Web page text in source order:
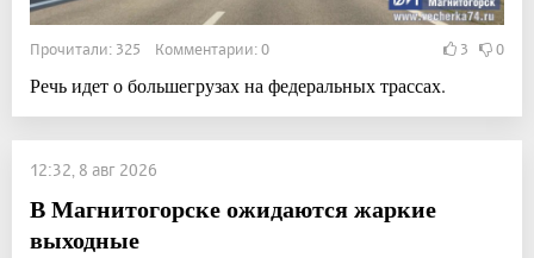
Прочитали: 325 Комментарии: 0 3 0
Речь идет о большегрузах на федеральных трассах.
12:32, 8 авг 2026
В Магнитогорске ожидаются жаркие
выходные